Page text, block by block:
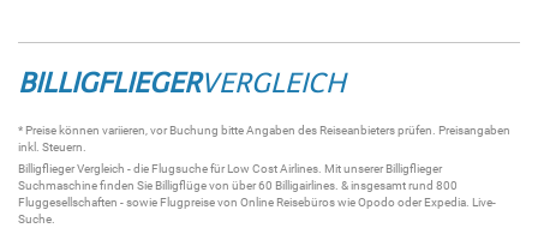
BILLIGFLIEGERVERGLEICH
* Preise können variieren, vor Buchung bitte Angaben des Reiseanbieters prüfen. Preisangaben
inkl. Steuern.
BilligfliegerVergleich - die Flugsuchefür Low Cost Airlines. Mit unsererBilligflieger
Suchmaschinefinden Sie Billigflügevon über 60 Billigairlines . & insgesamt rund 800
Fluggesellschaften - sowie Flugpreise von Online Reisebüros wie Opodo oder Expedia. Live-
Suche